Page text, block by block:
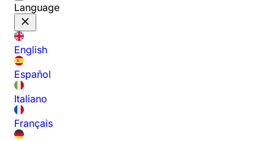
Language
English
Español
Italiano
Français